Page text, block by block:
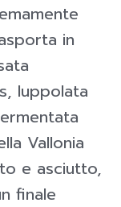
in
luppolata
Vallonia
e asciutto,
finale